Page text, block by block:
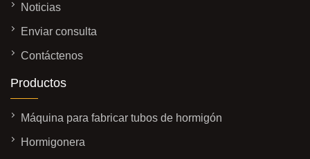
Noticias
Enviar consulta
Contáctenos
Productos
Máquina para fabricar tubos de hormigón
Hormigonera